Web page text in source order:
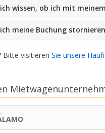
wissen, ob ich mit
meine Buchung
Bitte visitieren Sie unsere